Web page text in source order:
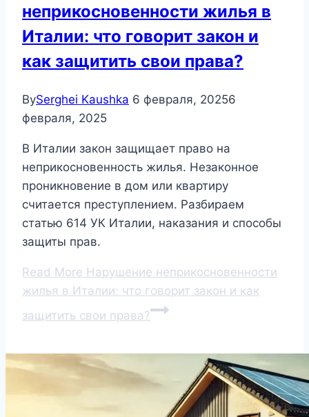
неприкосновенности жилья в
Италии: что говорит закон и
как защитить свои права?
BySerghei Kaushka 6 февраля, 20256
февраля, 2025
В Италии закон защищает право на
неприкосновенность жилья. Незаконное
проникновение в дом или квартиру
считается преступлением. Разбираем
статью 614 УК Италии, наказания и способы
защиты прав.
Read More Нарушение неприкосновенности
жилья в Италии: что говорит закон и как
защитить свои права?